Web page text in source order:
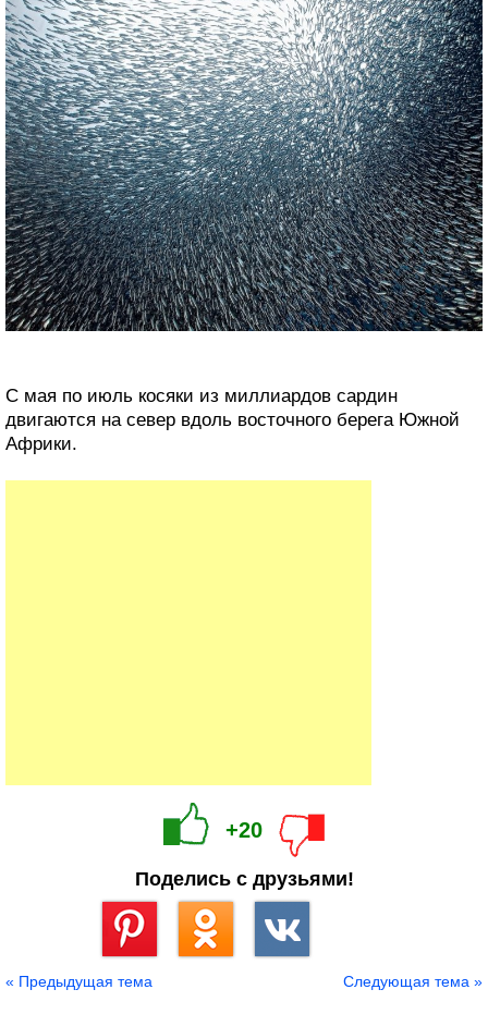
С мая по июль косяки из миллиардов сардин
двигаются на север вдоль ‎восточного берега Южной
Африки.
+20
Поделись с друзьями!
« Предыдущая тема Следующая тема »